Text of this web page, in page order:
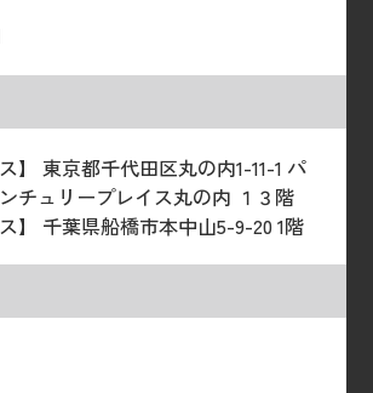
】 東京都千代田区丸の内1-11-1 パ
チュリープレイス丸の内 １３階
】 千葉県船橋市本中山5-9-20 1階